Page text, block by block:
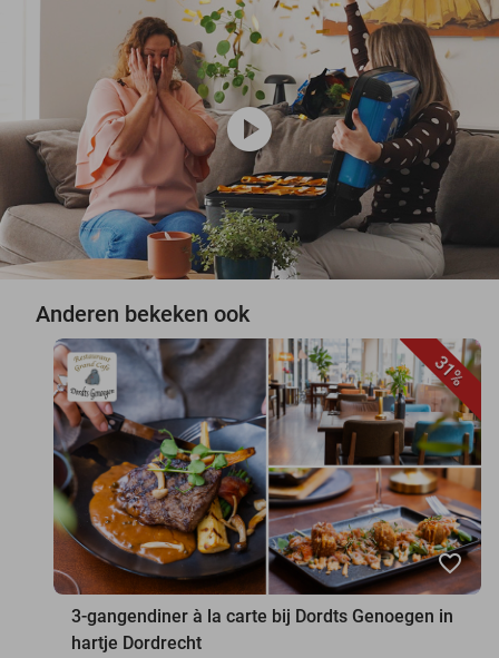
play_circle
Anderen bekeken ook
31%
favorite_border
3-gangendiner à la carte bij Dordts Genoegen in
hartje Dordrecht